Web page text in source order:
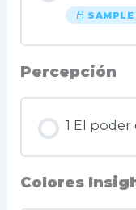
SAMPLE
Percepción
1 El
Colores